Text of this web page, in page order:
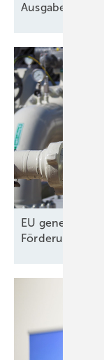
Ausgabe ist
EU genehmigt
Förderung für